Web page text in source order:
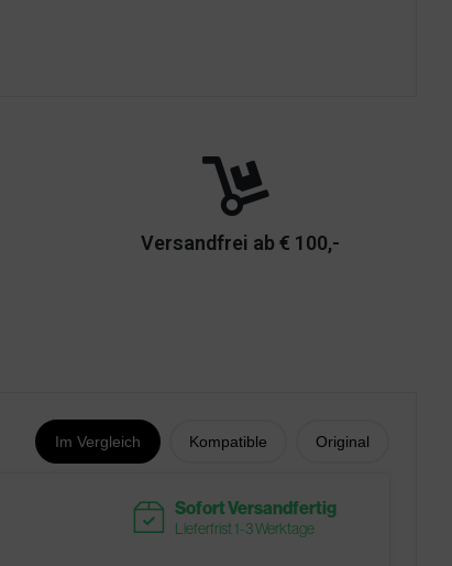
Versandfrei ab € 100,-
Im Vergleich Kompatible Original
readytoship Sofort Versandfertig
Lieferfrist 1-3 Werktage